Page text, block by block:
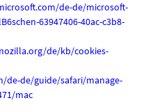
de-de/microsoft-
63947406-40ac-c3b8-
de/kb/cookies-
de/guide/safari/manage-
mac